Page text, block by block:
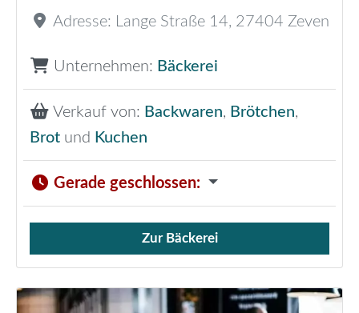
Adresse: Lange Straße 14, 27404 Zeven
Unternehmen: Bäckerei
Verkauf von: Backwaren, Brötchen,
Brot und Kuchen
Gerade geschlossen:
Verkauf von Brötchen,
Zur Bäckerei